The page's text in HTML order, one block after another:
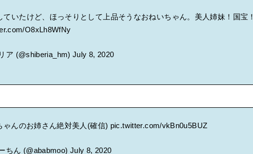
ていたけど、ほっそりとして上品そうなおねいちゃん。美人姉妹！国宝！
O8xLh8WfNy
ア (@shiberia_hm)July 8, 2020
ゃんのお姉さん絶対美人(確信) pic.twitter.com/vkBn0u5BUZ
ちん (@ababmoo) July 8, 2020